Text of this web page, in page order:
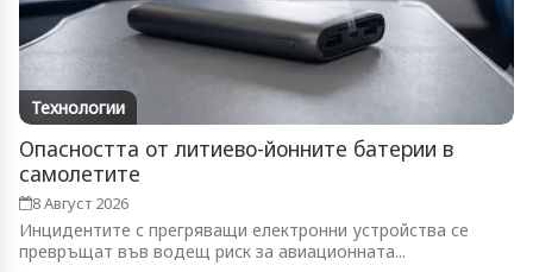
Технологии
Опасността от литиево-йонните батерии в
самолетите
8 Август 2026
Инцидентите с прегряващи електронни устройства се
превръщат във водещ риск за авиационната...